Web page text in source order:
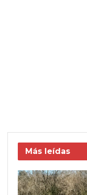
Más leídas